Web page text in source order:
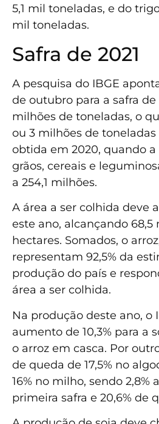
5,1 mil toneladas, e do
mil toneladas.
Safra de 2021
A pesquisa do IBGE
de outubro para a safra de
milhões de toneladas, o
ou 3 milhões de
obtida em 2020, quando
grãos, cereais e
a 254,1 milhões.
A área a ser colhida deve
este ano, alcançando 68,5
hectares. Somados, o
representam 92,5% da
produção do país e
área a ser colhida.
Na produção deste ano, o
aumento de 10,3% para a
o arroz em casca. Por
de queda de 17,5% no
16% no milho, sendo 2,8%
primeira safra e 20,6% de